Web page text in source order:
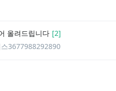
올려드립니다 [2]
스3677988292890